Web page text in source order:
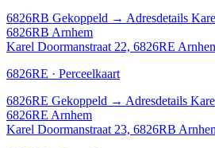
6826RB Gekoppeld → Adresdetails
6826RB Arnhem
Karel Doormanstraat 22, 6826RE
6826RE · Perceelkaart
6826RE Gekoppeld → Adresdetails
6826RE Arnhem
Karel Doormanstraat 23, 6826RB